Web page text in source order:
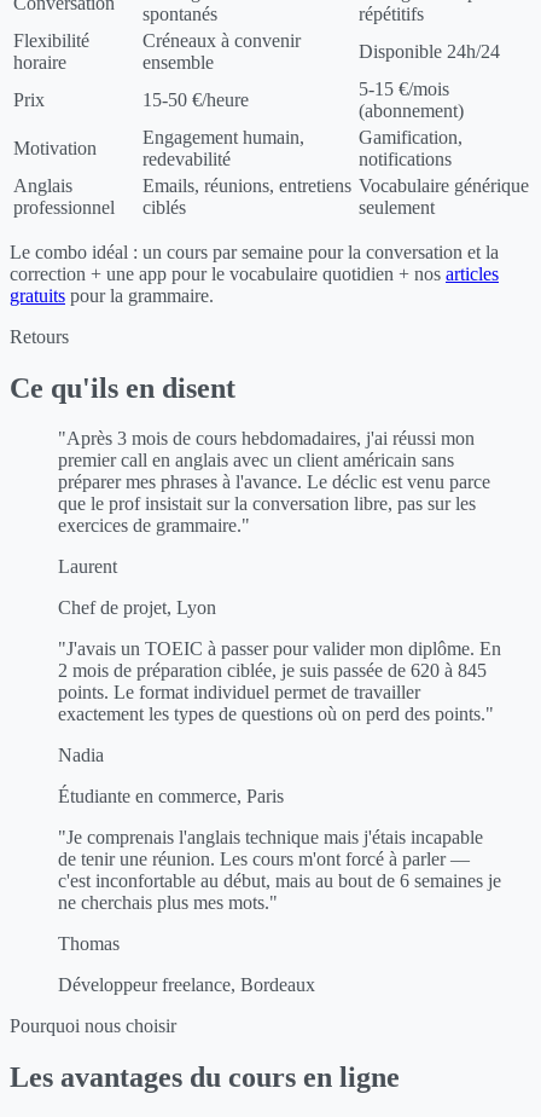
spontanés
répétitifs
Flexibilité
horaire
Créneaux à convenir
ensemble
Disponible 24h/24
Prix 15-50 €/heure
5-15 €/mois
(abonnement)
Motivation
Engagement humain,
redevabilité
Gamification,
notifications
Anglais
professionnel
Emails, réunions, entretiens
ciblés
Vocabulaire générique
seulement
Le combo idéal : un cours par semaine pour la conversation et la
correction + une app pour le vocabulaire quotidien + nos articles
gratuits pour la grammaire.
Retours
Ce qu'ils en disent
"Après 3 mois de cours hebdomadaires, j'ai réussi mon
premier call en anglais avec un client américain sans
préparer mes phrases à l'avance. Le déclic est venu parce
que le prof insistait sur la conversation libre, pas sur les
exercices de grammaire."
Laurent
Chef de projet, Lyon
"J'avais un TOEIC à passer pour valider mon diplôme. En
2 mois de préparation ciblée, je suis passée de 620 à 845
points. Le format individuel permet de travailler
exactement les types de questions où on perd des points."
Nadia
Étudiante en commerce, Paris
"Je comprenais l'anglais technique mais j'étais incapable
de tenir une réunion. Les cours m'ont forcé à parler —
c'est inconfortable au début, mais au bout de 6 semaines je
ne cherchais plus mes mots."
Thomas
Développeur freelance, Bordeaux
Pourquoi nous choisir
Les avantages du cours en ligne